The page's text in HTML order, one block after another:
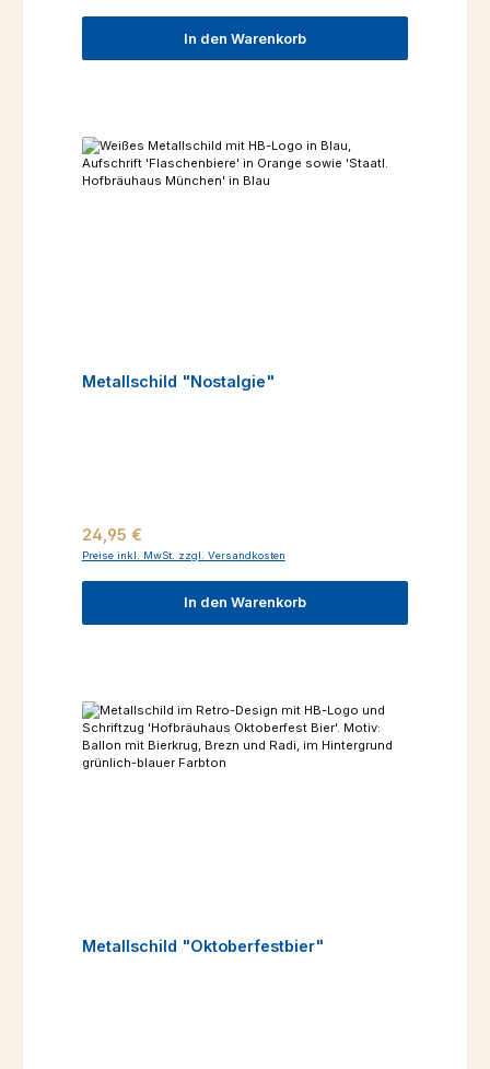
In den Warenkorb
Metallschild "Nostalgie"
Regulärer Preis:
24,95 €
Preise inkl. MwSt. zzgl. Versandkosten
In den Warenkorb
Metallschild "Oktoberfestbier"